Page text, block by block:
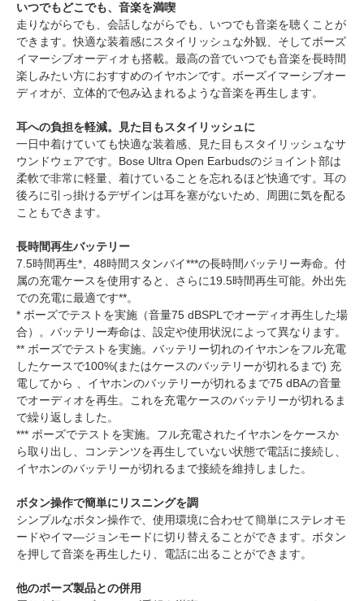
いつでもどこでも、音楽を満喫
走りながらでも、会話しながらでも、いつでも音楽を聴くことが
できます。快適な装着感にスタイリッシュな外観、そしてボーズ
イマーシブオーディオも搭載。最高の音でいつでも音楽を長時間
楽しみたい方におすすめのイヤホンです。ボーズイマーシブオー
ディオが、立体的で包み込まれるような音楽を再生します。
耳への負担を軽減。見た目もスタイリッシュに
一日中着けていても快適な装着感、見た目もスタイリッシュなサ
ウンドウェアです。Bose Ultra Open Earbudsのジョイント部は
柔軟で非常に軽量、着けていることを忘れるほど快適です。耳の
後ろに引っ掛けるデザインは耳を塞がないため、周囲に気を配る
こともできます。
長時間再生バッテリー
7.5時間再生*、48時間スタンバイ***の長時間バッテリー寿命。付
属の充電ケースを使用すると、さらに19.5時間再生可能。外出先
での充電に最適です**。
* ボーズでテストを実施（音量75 dBSPLでオーディオ再生した場
合）。バッテリー寿命は、設定や使用状況によって異なります。
** ボーズでテストを実施。バッテリー切れのイヤホンをフル充電
したケースで100%(またはケースのバッテリーが切れるまで) 充
電してから 、イヤホンのバッテリーが切れるまで75 dBAの音量
でオーディオを再生。これを充電ケースのバッテリーが切れるま
で繰り返しました。
*** ボーズでテストを実施。フル充電されたイヤホンをケースか
ら取り出し、コンテンツを再生していない状態で電話に接続し、
イヤホンのバッテリーが切れるまで接続を維持しました。
ボタン操作で簡単にリスニングを調
シンプルなボタン操作で、使用環境に合わせて簡単にステレオモ
ードやイマ―ジョンモードに切り替えることができます。ボタン
を押して音楽を再生したり、電話に出ることができます。
他のボーズ製品との併用